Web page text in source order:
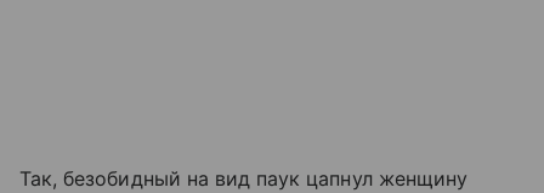
Так, безобидный на вид паук цапнул женщину